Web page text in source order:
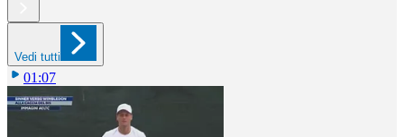
Vedi tutti
01:07